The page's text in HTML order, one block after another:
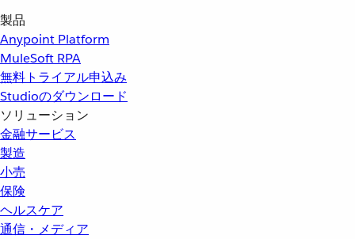
製品
Anypoint Platform
MuleSoft RPA
無料トライアル申込み
Studioのダウンロード
ソリューション
金融サービス
製造
小売
保険
ヘルスケア
通信・メディア